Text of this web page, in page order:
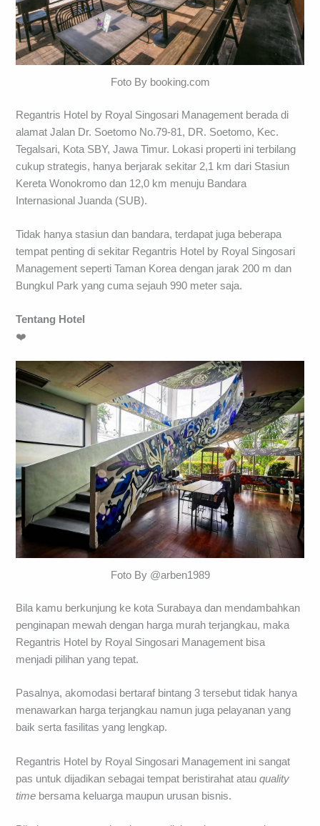
Foto By booking.com
Regantris Hotel by Royal Singosari Management berada di
alamat Jalan Dr. Soetomo No.79-81, DR. Soetomo, Kec.
Tegalsari, Kota SBY, Jawa Timur. Lokasi properti ini terbilang
cukup strategis, hanya berjarak sekitar 2,1 km dari Stasiun
Kereta Wonokromo dan 12,0 km menuju Bandara
Internasional Juanda (SUB).
Tidak hanya stasiun dan bandara, terdapat juga beberapa
tempat penting di sekitar Regantris Hotel by Royal Singosari
Management seperti Taman Korea dengan jarak 200 m dan
Bungkul Park yang cuma sejauh 990 meter saja.
Tentang Hotel
❤️
Foto By @arben1989
Bila kamu berkunjung ke kota Surabaya dan mendambahkan
penginapan mewah dengan harga murah terjangkau, maka
Regantris Hotel by Royal Singosari Management bisa
menjadi pilihan yang tepat.
Pasalnya, akomodasi bertaraf bintang 3 tersebut tidak hanya
menawarkan harga terjangkau namun juga pelayanan yang
baik serta fasilitas yang lengkap.
Regantris Hotel by Royal Singosari Management ini sangat
pas untuk dijadikan sebagai tempat beristirahat atauquality
time bersama keluarga maupun urusan bisnis.